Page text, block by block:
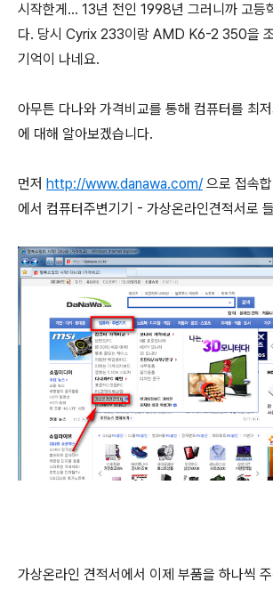
시작한게... 13년 전인 1998년 그러니까 고등
다. 당시 Cyrix 233이랑 AMD K6-2 350을
기억이 나네요.
아무튼 다나와 가격비교를 통해 컴퓨터를 최
에 대해 알아보겠습니다.
먼저 http://www.danawa.com/ 으로 접속
에서 컴퓨터주변기기 - 가상온라인견적서로
가상온라인 견적서에서 이제 부품을 하나씩